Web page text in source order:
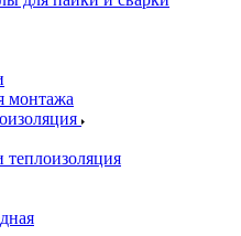
монтажа
теплоизоляция